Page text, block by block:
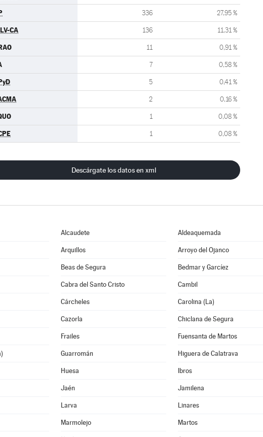
336 27,95 %
CA 136 11,31 %
11 0,91 %
7 0,58 %
5 0,41 %
2 0,16 %
1 0,08 %
1 0,08 %
Descárgate los datos en xml
Alcaudete Aldeaquemada
Arquillos Arroyo del Ojanco
Beas de Segura Bedmar y Garcíez
Cabra del Santo Cristo Cambil
Cárcheles Carolina (La)
Cazorla Chiclana de Segura
Frailes Fuensanta de Martos
Guarromán Higuera de Calatrava
Huesa Ibros
Jaén Jamilena
Larva Linares
Marmolejo Martos